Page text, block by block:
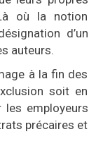
où la notion
d’un
auteurs.
à la fin des
soit en
les employeurs
précaires et